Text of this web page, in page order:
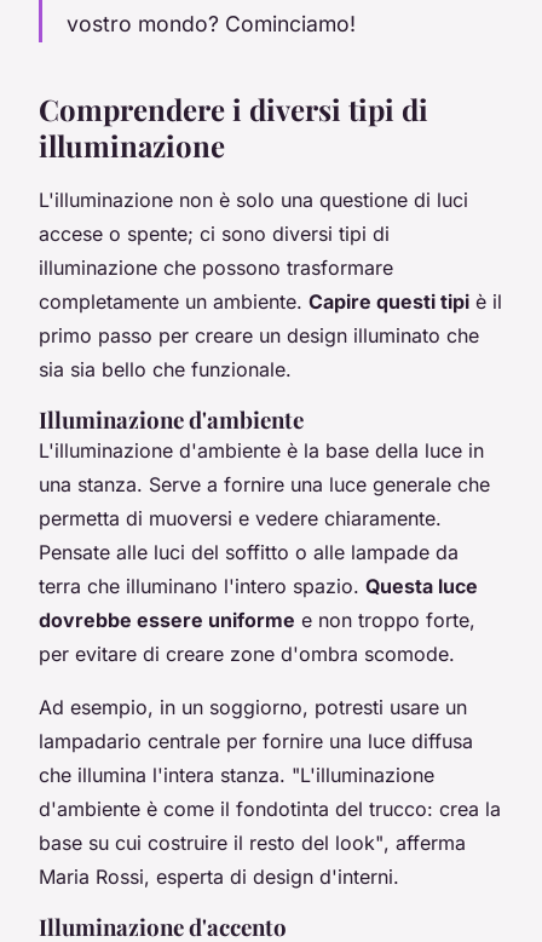
vostro mondo? Cominciamo!
Comprendere i diversi tipi di
illuminazione
L'illuminazione non è solo una questione di luci
accese o spente; ci sono diversi tipi di
illuminazione che possono trasformare
completamente un ambiente. Capire questi tipi è il
primo passo per creare un design illuminato che
sia sia bello che funzionale.
Illuminazione d'ambiente
L'illuminazione d'ambiente è la base della luce in
una stanza. Serve a fornire una luce generale che
permetta di muoversi e vedere chiaramente.
Pensate alle luci del soffitto o alle lampade da
terra che illuminano l'intero spazio. Questa luce
dovrebbe essere uniforme e non troppo forte,
per evitare di creare zone d'ombra scomode.
Ad esempio, in un soggiorno, potresti usare un
lampadario centrale per fornire una luce diffusa
che illumina l'intera stanza. "L'illuminazione
d'ambiente è come il fondotinta del trucco: crea la
base su cui costruire il resto del look", afferma
Maria Rossi, esperta di design d'interni.
Illuminazione d'accento